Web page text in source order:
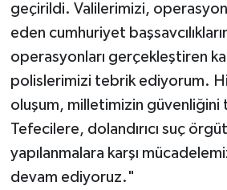
geçirildi. Valilerimizi,
eden cumhuriyet
operasyonları gerçekleştiren
polislerimizi tebrik ediyorum.
oluşum, milletimizin
Tefecilere, dolandırıcı suç
yapılanmalara karşı
devam ediyoruz."